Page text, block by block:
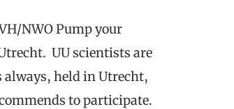
NWO Pump your
UU scientists are
held in Utrecht,
to participate.